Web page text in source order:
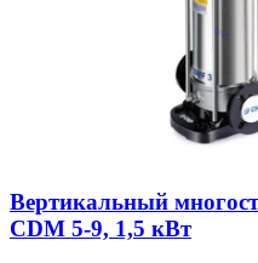
Вертикальный
CDM 5-9, 1,5 кВт